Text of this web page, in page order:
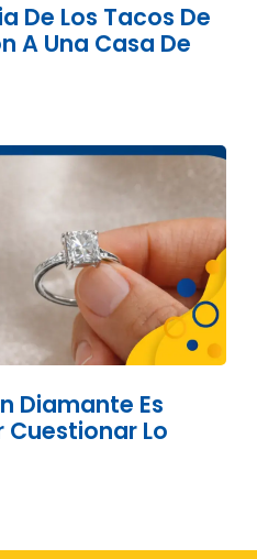
De Los Tacos De
A Una Casa De
Diamante Es
Cuestionar Lo